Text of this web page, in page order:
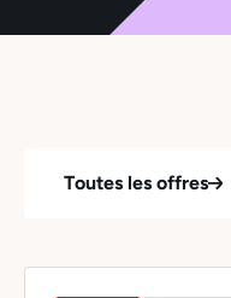
Toutes les offres